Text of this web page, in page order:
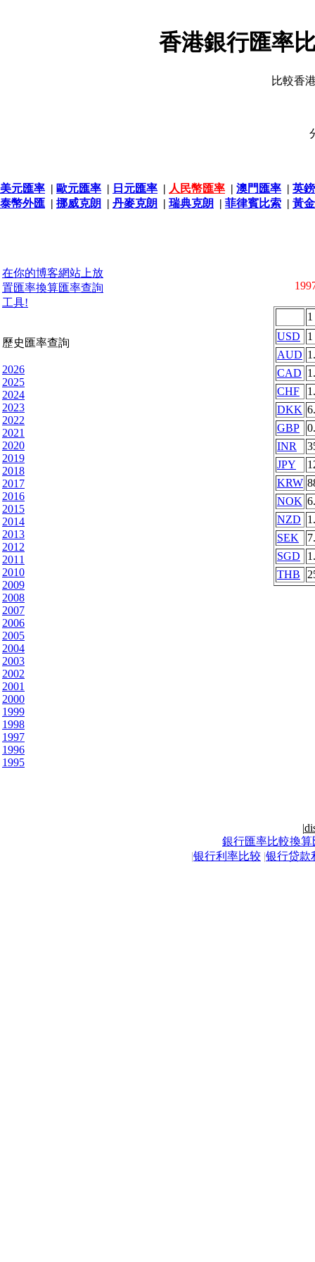
香港銀行匯率
比較香
美元匯率 | 歐元匯率 | 日元匯率 | 人民幣匯率 | 澳門匯率 | 英
泰幣外匯 | 挪威克朗 | 丹麥克朗 | 瑞典克朗 | 菲律賓比索 | 黃
在你的博客網站上放
置匯率換算匯率查詢
工具!
歷史匯率查詢
2026
2025
2024
2023
2022
2021
2020
2019
2018
2017
2016
2015
2014
2013
2012
2011
2010
2009
2008
2007
2006
2005
2004
2003
2002
2001
2000
1999
1998
1997
1996
1995
1
USD
1
AUD
CAD
CHF
DKK
GBP
INR
JPY
KRW
NOK
NZD
SEK
SGD
THB
|
銀行匯率比較換算
|银行利率比较 |银行贷款